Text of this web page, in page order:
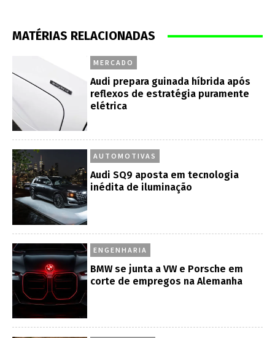
MATÉRIAS RELACIONADAS
MERCADO
Audi prepara guinada híbrida após
reflexos de estratégia puramente
elétrica
AUTOMOTIVAS
Audi SQ9 aposta em tecnologia
inédita de iluminação
ENGENHARIA
BMW se junta a VW e Porsche em
corte de empregos na Alemanha